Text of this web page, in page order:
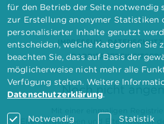
IMPRESSUM DATENSCHUTZ
Noch nicht
Elternbilderinnen und Elternbildner
für den Betrieb der Seite notwendig
zur Erstellung anonymer Statistiken
personalisierter Inhalte genutzt
entscheiden, welche Kategorien Sie
beachten Sie, dass auf Basis der
möglicherweise nicht mehr alle
Verfügung stehen. Weitere
Datenschutzerklärung.
Notwendig Statistik